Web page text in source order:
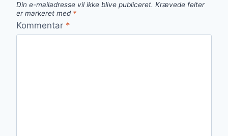
Din e-mailadresse vil ikke blive publiceret. Krævede felter
er markeret med *
Kommentar *